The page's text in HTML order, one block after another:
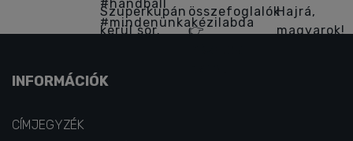
INFORMÁCIÓK
CÍMJEGYZÉK